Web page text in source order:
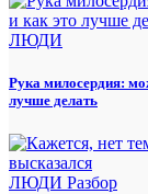
ЛЮДИ
Рука милосердия:
лучше делать
ЛЮДИ Разбор